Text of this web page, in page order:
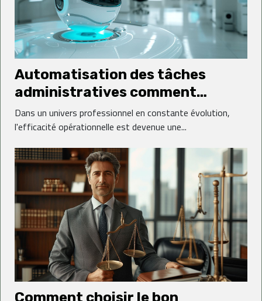
Automatisation des tâches
administratives comment
gagner en productivité
Dans un univers professionnel en constante évolution,
l'efficacité opérationnelle est devenue une...
Comment choisir le bon